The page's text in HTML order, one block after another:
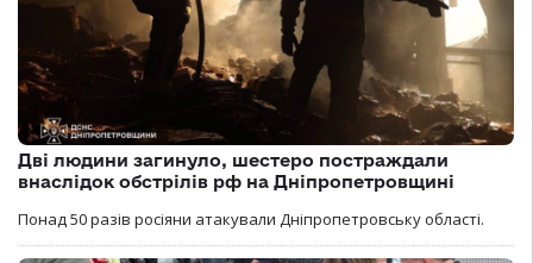
Дві людини загинуло, шестеро постраждали
внаслідок обстрілів рф на Дніпропетровщині
Понад 50 разів росіяни атакували Дніпропетровську області.